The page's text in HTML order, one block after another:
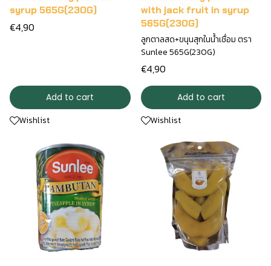
syrup 565G(230G)
€4,90
Add to cart
Wishlist
with jack fruit in syrup
565G(230G)
ลูกตาลสด+ขนุนสุกในน้ำเชื่อม ตรา
Sunlee 565G(230G)
€4,90
Add to cart
Wishlist